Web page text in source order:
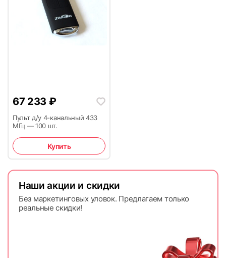
Наши акции и скидки
Без маркетинговых уловок. Предлагаем только
реальные скидки!
67 233 ₽
Пульт д/у 4-канальный 433
МГц — 100 шт.
Купить